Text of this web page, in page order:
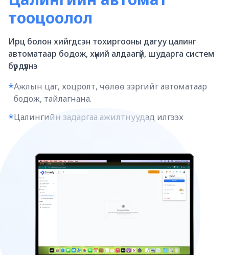
тооцоолол
Ирц болон хийгдсэн тохиргооны дагуу цалинг
автоматаар бодож, хүний алдаагүй, шударга систем
бүрдүүлнэ
*Ажлын цаг, хоцролт, чөлөө зэргийг автоматаар
бодож, тайлагнана.
*Цалингийн задаргаа ажилтнуудад илгээх